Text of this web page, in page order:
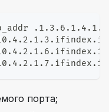
порта;